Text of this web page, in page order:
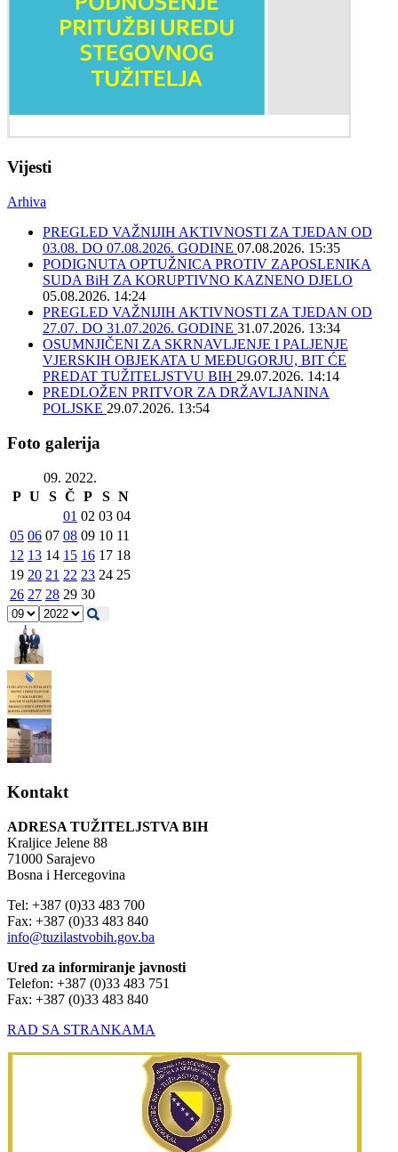
Vijesti
Arhiva
PREGLED VAŽNIJIH AKTIVNOSTI ZA TJEDAN OD
03.08. DO 07.08.2026. GODINE 07.08.2026. 15:35
PODIGNUTA OPTUŽNICA PROTIV ZAPOSLENIKA
SUDA BiH ZA KORUPTIVNO KAZNENO DJELO
05.08.2026. 14:24
PREGLED VAŽNIJIH AKTIVNOSTI ZA TJEDAN OD
27.07. DO 31.07.2026. GODINE 31.07.2026. 13:34
OSUMNJIČENI ZA SKRNAVLJENJE I PALJENJE
VJERSKIH OBJEKATA U MEĐUGORJU, BIT ĆE
PREDAT TUŽITELJSTVU BIH 29.07.2026. 14:14
PREDLOŽEN PRITVOR ZA DRŽAVLJANINA
POLJSKE 29.07.2026. 13:54
Foto galerija
09. 2022.
P U S Č P S N
01 02 03 04
05 06 07 08 09 10 11
12 13 14 15 16 17 18
19 20 21 22 23 24 25
26 27 28 29 30
Kontakt
ADRESA TUŽITELJSTVA BIH
Kraljice Jelene 88
71000 Sarajevo
Bosna i Hercegovina
Tel: +387 (0)33 483 700
Fax: +387 (0)33 483 840
info@tuzilastvobih.gov.ba
Ured za informiranje javnosti
Telefon: +387 (0)33 483 751
Fax: +387 (0)33 483 840
RAD SA STRANKAMA